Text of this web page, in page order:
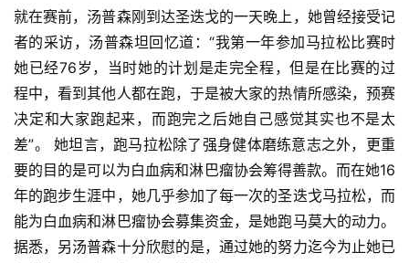
就在赛前，汤普森刚到达圣迭戈的一天晚上，她曾经接受记
者的采访，汤普森坦回忆道：“我第一年参加马拉松比赛时
她已经76岁，当时她的计划是走完全程，但是在比赛的过
程中，看到其他人都在跑，于是被大家的热情所感染，预赛
决定和大家跑起来，而跑完之后她自己感觉其实也不是太
差”。 她坦言，跑马拉松除了强身健体磨练意志之外，更重
要的目的是可以为白血病和淋巴瘤协会筹得善款。而在她16
年的跑步生涯中，她几乎参加了每一次的圣迭戈马拉松，而
能为白血病和淋巴瘤协会募集资金，是她跑马莫大的动力。
据悉，另汤普森十分欣慰的是，通过她的努力迄今为止她已